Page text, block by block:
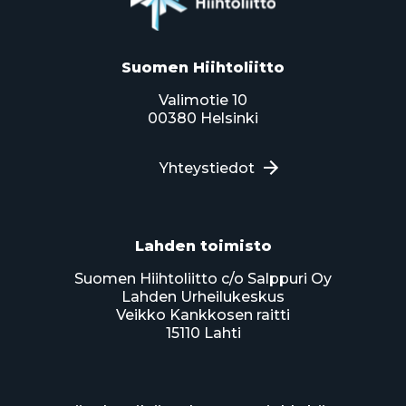
Suomen Hiihtoliitto
Valimotie 10
00380 Helsinki
Yhteystiedot
Lahden toimisto
Suomen Hiihtoliitto c/o Salppuri Oy
Lahden Urheilukeskus
Veikko Kankkosen raitti
15110 Lahti